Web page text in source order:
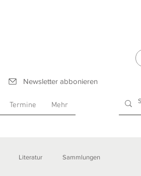
Newsletter abbonieren
Termine Mehr
Literatur Sammlungen